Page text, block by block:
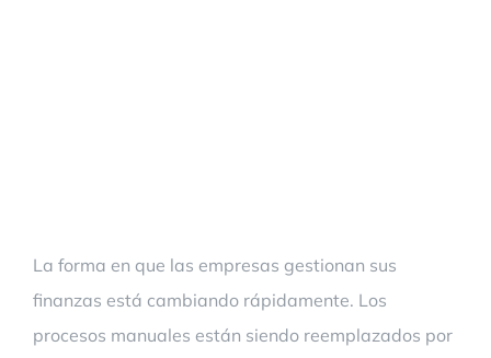
La forma en que las empresas gestionan sus
finanzas está cambiando rápidamente. Los
procesos manuales están siendo reemplazados por